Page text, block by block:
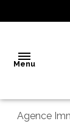
Menu
Agence